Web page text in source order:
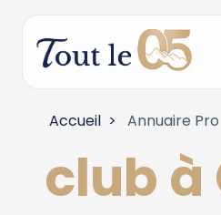
Accueil Annuaire Pro
club à